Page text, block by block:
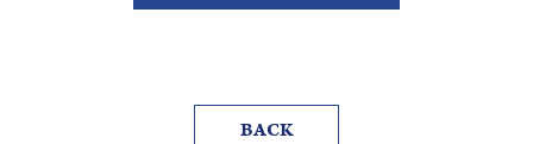
BACK